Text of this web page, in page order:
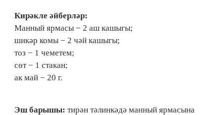
Кирәкле әйберләр:
Манный ярмасы − 2 аш кашыгы;
шикәр комы − 2 чәй кашыгы;
тоз − 1 чеметем;
сөт − 1 стакан;
ак май − 20 г.
Эш барышы: тирән тәлинкәдә манный ярмасына